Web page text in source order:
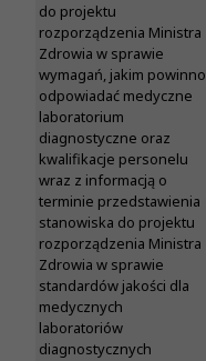
do projektu
rozporządzenia Ministra
Zdrowia w sprawie
wymagań, jakim powinno
odpowiadać medyczne
laboratorium
diagnostyczne oraz
kwalifikacje personelu
wraz z informacją o
terminie przedstawienia
stanowiska do projektu
rozporządzenia Ministra
Zdrowia w sprawie
standardów jakości dla
medycznych
laboratoriów
diagnostycznych